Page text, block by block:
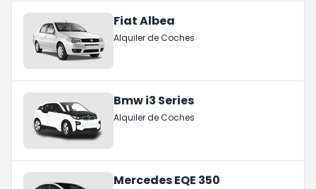
Fiat Albea
Alquiler de Coches
Bmw i3 Series
Alquiler de Coches
Mercedes EQE 350